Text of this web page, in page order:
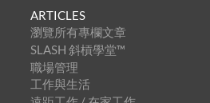
ARTICLES
瀏覽所有專欄文章
SLASH 斜槓學堂™
職場管理
工作與生活